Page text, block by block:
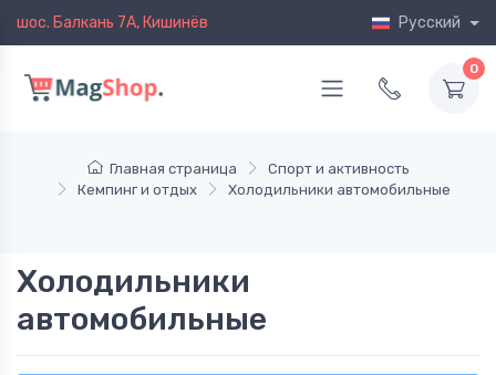
шос. Балкань 7A, Кишинёв Русский
0
Главная страница
Спорт и активность
Кемпинг и отдых
Холодильники автомобильные
Холодильники
автомобильные